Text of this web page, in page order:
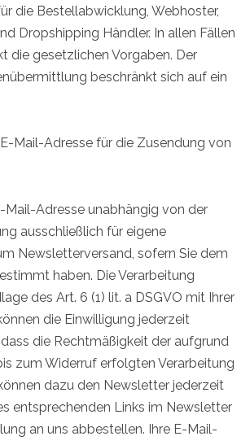
die Bestellabwicklung, Webhoster,
Dropshipping Händler. In allen Fällen
die gesetzlichen Vorgaben. Der
beschränkt sich auf ein
Mail-Adresse für die Zusendung von
Mail-Adresse unabhängig von der
ausschließlich für eigene
Newsletterversand, sofern Sie dem
haben. Die Verarbeitung
des Art. 6 (1) lit. a DSGVO mit Ihrer
die Einwilligung jederzeit
die Rechtmäßigkeit der aufgrund
zum Widerruf erfolgten Verarbeitung
dazu den Newsletter jederzeit
entsprechenden Links im Newsletter
an uns abbestellen. Ihre E-Mail-